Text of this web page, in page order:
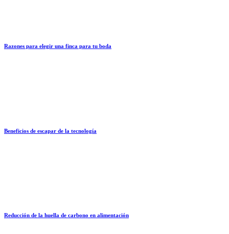
Razones para elegir una finca para tu boda
Beneficios de escapar de la tecnología
Reducción de la huella de carbono en alimentación